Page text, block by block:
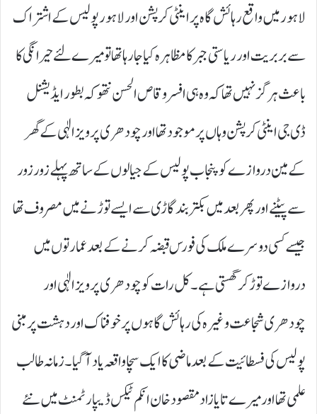
لاہور میں واقع رہائش گاہ پر اینٹی کرپشن اور لاہور پولیس کے اشتراک
سے بربریت اور ریاستی جبر کا مظاہرہ کیا جا رہا تھا تو میرے لئے حیرانگی کا
باعث ہرگز نہیں تھا کہ وہ ہی افسر وقاص الحسن نتھوکہ بطور ایڈیشنل
ڈی جی اینٹی کرپشن وہاں پر موجود تھا اور چودھری پرویز الٰہی کے گھر
کے مین دروازے کو پنجاب پولیس کے جیالوں کے ساتھ پہلے زور زور
سے پیٹنے اور پھر بعد میں بکتر بند گاڑی سے ایسے توڑنے میں مصروف تھا
جیسے کسی دوسرے ملک کی فورس قبضہ کرنے کے بعد عمارتوں میں
دروازے توڑ کر گھستی ہے۔ کل رات کو چودھری پرویز الٰہی اور
چودھری شجاعت وغیرہ کی رہائش گاہوں پر خوفناک اور دہشت پر مبنی
پولیس کی فسطائیت کے بعد ماضی کا ایک سچا واقعہ یاد آگیا۔ زمانہ طالب
علمی تھا اور میرے تایا زاد مقصود خان انکم ٹیکس ڈیپارٹمنٹ میں نئے